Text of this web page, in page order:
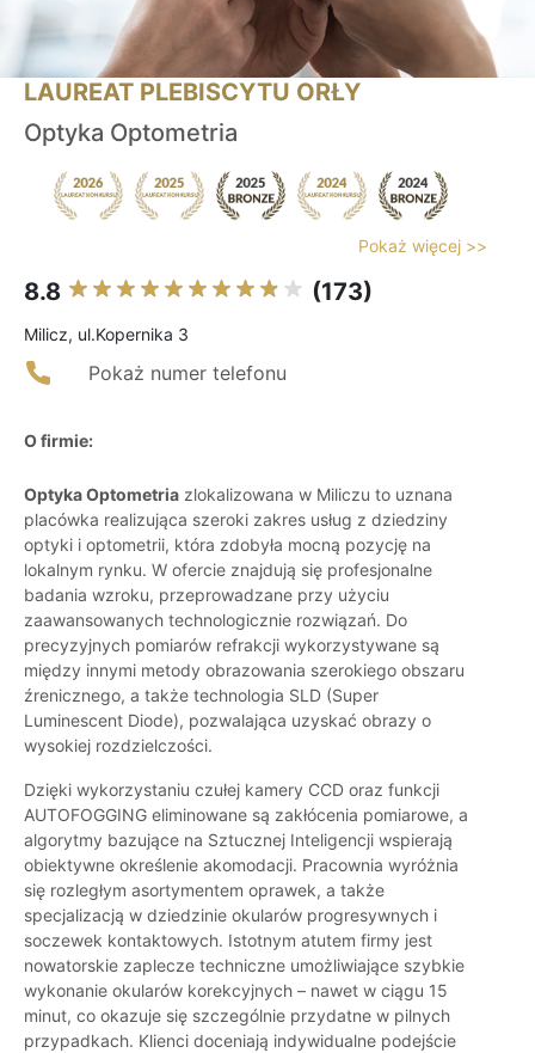
LAUREAT PLEBISCYTU ORŁY
Optyka Optometria
Pokaż więcej >>
8.8 (173)
Milicz, ul.Kopernika 3
Pokaż numer telefonu
O firmie:
Optyka Optometria zlokalizowana w Miliczu to uznana
placówka realizująca szeroki zakres usług z dziedziny
optyki i optometrii, która zdobyła mocną pozycję na
lokalnym rynku. W ofercie znajdują się profesjonalne
badania wzroku, przeprowadzane przy użyciu
zaawansowanych technologicznie rozwiązań. Do
precyzyjnych pomiarów refrakcji wykorzystywane są
między innymi metody obrazowania szerokiego obszaru
źrenicznego, a także technologia SLD (Super
Luminescent Diode), pozwalająca uzyskać obrazy o
wysokiej rozdzielczości.
Dzięki wykorzystaniu czułej kamery CCD oraz funkcji
AUTOFOGGING eliminowane są zakłócenia pomiarowe, a
algorytmy bazujące na Sztucznej Inteligencji wspierają
obiektywne określenie akomodacji. Pracownia wyróżnia
się rozległym asortymentem oprawek, a także
specjalizacją w dziedzinie okularów progresywnych i
soczewek kontaktowych. Istotnym atutem firmy jest
nowatorskie zaplecze techniczne umożliwiające szybkie
wykonanie okularów korekcyjnych – nawet w ciągu 15
minut, co okazuje się szczególnie przydatne w pilnych
przypadkach. Klienci doceniają indywidualne podejście